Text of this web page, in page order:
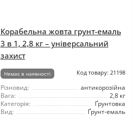
Корабельна жовта грунт-емаль
3 в 1, 2,8 кг – універсальний
захист
Немає в наявності Код товару: 21198
Різновид:
антикорозійна
Вага:
2,8 кг
Категорія:
Ґрунтовка
Вид:
Ґрунт-емаль